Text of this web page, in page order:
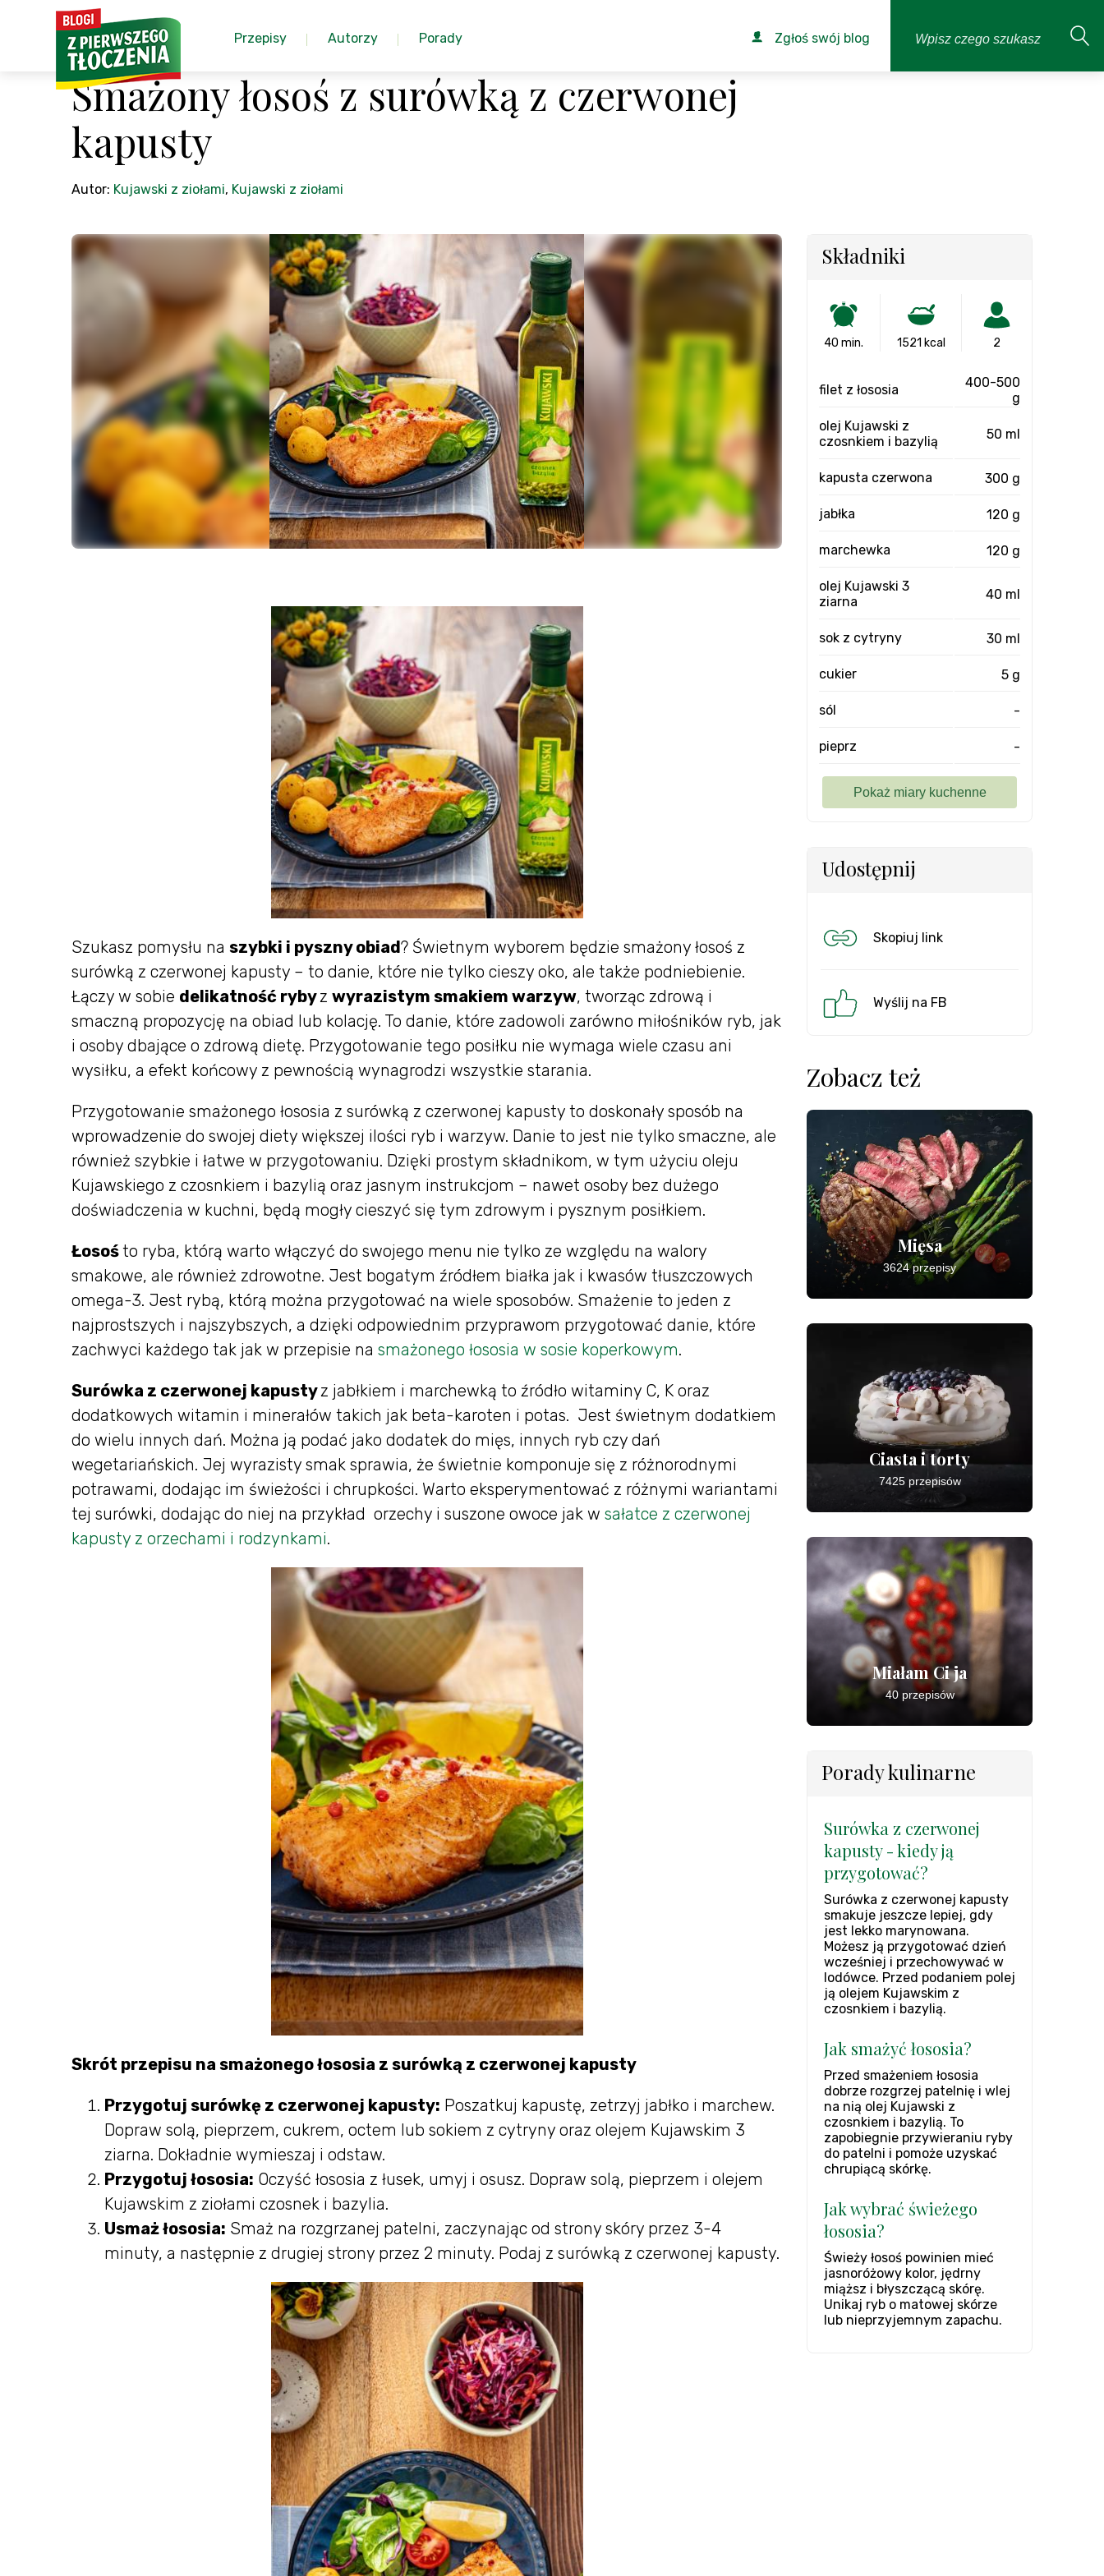
Przepisy Autorzy Porady Zgłoś swój blog
Smażony łosoś z surówką z czerwonej
kapusty
Autor: Kujawski z ziołami, Kujawski z ziołami
Szukasz pomysłu na szybki i pyszny obiad? Świetnym wyborem będzie smażony łosoś z
surówką z czerwonej kapusty – to danie, które nie tylko cieszy oko, ale także podniebienie.
Łączy w sobie delikatność rybyz wyrazistym smakiem warzyw, tworząc zdrową i
smaczną propozycję na obiad lub kolację. To danie, które zadowoli zarówno miłośników ryb, jak
i osoby dbające o zdrową dietę. Przygotowanie tego posiłku nie wymaga wiele czasu ani
wysiłku, a efekt końcowy z pewnością wynagrodzi wszystkie starania.
Przygotowanie smażonego łososia z surówką z czerwonej kapusty to doskonały sposób na
wprowadzenie do swojej diety większej ilości ryb i warzyw. Danie to jest nie tylko smaczne, ale
również szybkie i łatwe w przygotowaniu. Dzięki prostym składnikom, w tym użyciu oleju
Kujawskiego z czosnkiem i bazylią oraz jasnym instrukcjom – nawet osoby bez dużego
doświadczenia w kuchni, będą mogły cieszyć się tym zdrowym i pysznym posiłkiem.
Łosośto ryba, którą warto włączyć do swojego menu nie tylko ze względu na walory
smakowe, ale również zdrowotne. Jest bogatym źródłem białka jak i kwasów tłuszczowych
omega-3. Jest rybą, którą można przygotować na wiele sposobów. Smażenie to jeden z
najprostszych i najszybszych, a dzięki odpowiednim przyprawom przygotować danie, które
zachwyci każdego tak jak w przepisie na smażonego łososia w sosie koperkowym.
Surówka z czerwonej kapustyz jabłkiem i marchewką to źródło witaminy C, K oraz
dodatkowych witamin i minerałów takich jak beta-karoten i potas. Jest świetnym dodatkiem
do wielu innych dań. Można ją podać jako dodatek do mięs, innych ryb czy dań
wegetariańskich. Jej wyrazisty smak sprawia, że świetnie komponuje się z różnorodnymi
potrawami, dodając im świeżości i chrupkości. Warto eksperymentować z różnymi wariantami
tej surówki, dodając do niej na przykład orzechy i suszone owoce jak w sałatce z czerwonej
kapusty z orzechami i rodzynkami.
Skrót przepisu na smażonego łososia z surówką z czerwonej kapusty
Przygotuj surówkę z czerwonej kapusty: Poszatkuj kapustę, zetrzyj jabłko i marchew.
Dopraw solą, pieprzem, cukrem, octem lub sokiem z cytryny oraz olejem Kujawskim 3
ziarna. Dokładnie wymieszaj i odstaw.
Przygotuj łososia: Oczyść łososia z łusek, umyj i osusz. Dopraw solą, pieprzem i olejem
Kujawskim z ziołami czosnek i bazylia.
Usmaż łososia: Smaż na rozgrzanej patelni, zaczynając od strony skóry przez 3-4
minuty, a następnie z drugiej strony przez 2 minuty. Podaj z surówką z czerwonej kapusty.
Składniki
40 min. 1521 kcal 2
filet z łososia
400-500
g
olej Kujawski z
czosnkiem i bazylią
50 ml
kapusta czerwona 300 g
jabłka 120 g
marchewka 120 g
olej Kujawski 3
ziarna
40 ml
sok z cytryny 30 ml
cukier 5 g
sól -
pieprz -
Udostępnij
Skopiuj link
Wyślij na FB
Zobacz też
Mięsa
3624 przepisy
Ciasta i torty
7425 przepisów
Miałam Ci ja
40 przepisów
Porady kulinarne
Surówka z czerwonej
kapusty - kiedy ją
przygotować?
Surówka z czerwonej kapusty
smakuje jeszcze lepiej, gdy
jest lekko marynowana.
Możesz ją przygotować dzień
wcześniej i przechowywać w
lodówce. Przed podaniem polej
ją olejem Kujawskim z
czosnkiem i bazylią.
Jak smażyć łososia?
Przed smażeniem łososia
dobrze rozgrzej patelnię i wlej
na nią olej Kujawski z
czosnkiem i bazylią. To
zapobiegnie przywieraniu ryby
do patelni i pomoże uzyskać
chrupiącą skórkę.
Jak wybrać świeżego
łososia?
Świeży łosoś powinien mieć
jasnoróżowy kolor, jędrny
miąższ i błyszczącą skórę.
Unikaj ryb o matowej skórze
lub nieprzyjemnym zapachu.